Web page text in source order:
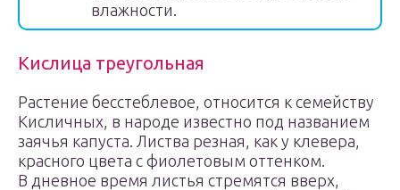
влажности.
Кислица треугольная
Растение бесстеблевое, относится к семейству
Кисличных, в народе известно под названием
заячья капуста. Листва резная, как у клевера,
красного цвета с фиолетовым оттенком.
В дневное время листья стремятся вверх,